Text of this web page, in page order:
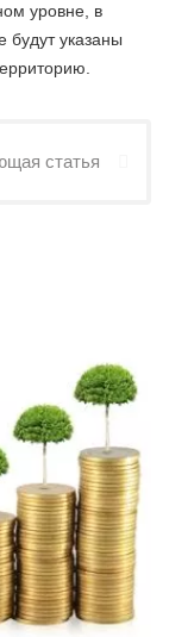
уровне, в
будут указаны
статья